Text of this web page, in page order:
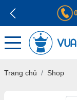
Trang chủ Shop